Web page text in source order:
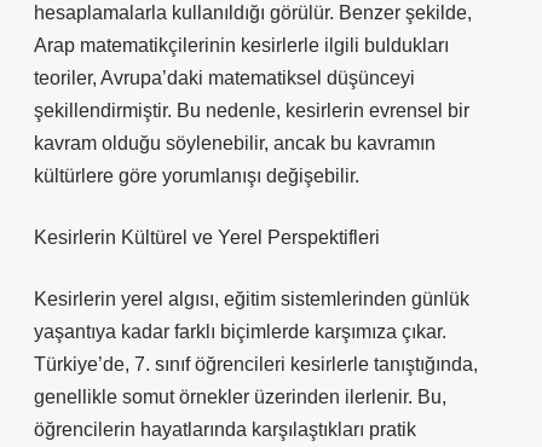
hesaplamalarla kullanıldığı görülür. Benzer şekilde,
Arap matematikçilerinin kesirlerle ilgili buldukları
teoriler, Avrupa’daki matematiksel düşünceyi
şekillendirmiştir. Bu nedenle, kesirlerin evrensel bir
kavram olduğu söylenebilir, ancak bu kavramın
kültürlere göre yorumlanışı değişebilir.
Kesirlerin Kültürel ve Yerel Perspektifleri
Kesirlerin yerel algısı, eğitim sistemlerinden günlük
yaşantıya kadar farklı biçimlerde karşımıza çıkar.
Türkiye’de, 7. sınıf öğrencileri kesirlerle tanıştığında,
genellikle somut örnekler üzerinden ilerlenir. Bu,
öğrencilerin hayatlarında karşılaştıkları pratik